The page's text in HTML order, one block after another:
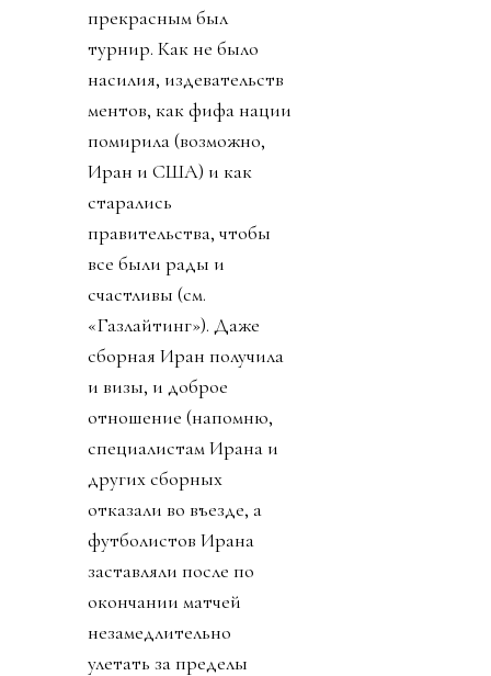
прекрасным был
турнир. Как не было
насилия, издевательств
ментов, как фифа нации
помирила (возможно,
Иран и США) и как
старались
правительства, чтобы
все были рады и
счастливы (см.
«Газлайтинг»). Даже
сборная Иран получила
и визы, и доброе
отношение (напомню,
специалистам Ирана и
других сборных
отказали во въезде, а
футболистов Ирана
заставляли после по
окончании матчей
незамедлительно
улетать за пределы